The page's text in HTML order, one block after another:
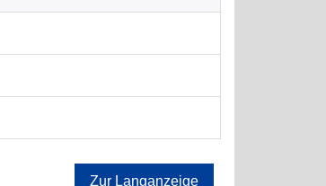
Zur Langanzeige